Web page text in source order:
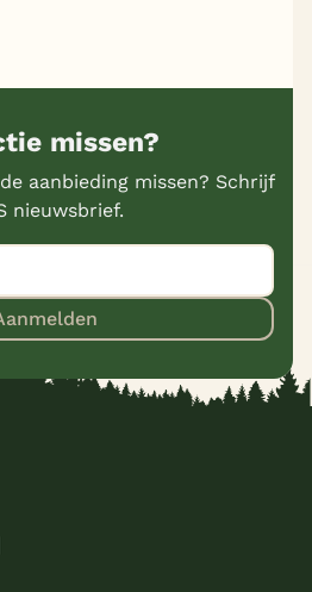
missen?
aanbieding missen? Schrijf
nieuwsbrief.